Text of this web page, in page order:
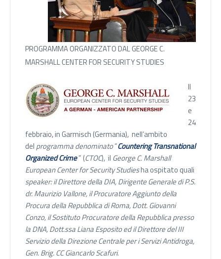
PROGRAMMA ORGANIZZATO DAL GEORGE C.
MARSHALL CENTER FOR SECURITY STUDIES
Il
23
e
24
febbraio, in Garmisch (Germania), nell’ambito
del programma denominato“Countering Transnational
Organized Crime” (CTOC), il George C. Marshall
European Center for Security Studiesha ospitato quali
speaker: il Direttore della DIA, Dirigente Generale di P.S.
dr. Maurizio Vallone, il Procuratore Aggiunto della
Procura della Repubblica di Roma, Dott. Giovanni
Conzo, il Sostituto Procuratore della Repubblica presso
la DNA, Dott.ssa Liana Esposito ed il Direttore del III
Servizio della Direzione Centrale per i Servizi Antidroga,
Gen. Brig. CC Giancarlo Scafuri.